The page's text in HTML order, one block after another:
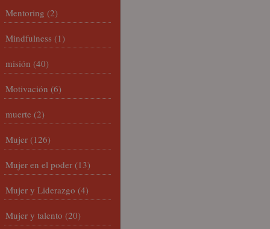
Mentoring (2)
Mindfulness (1)
misión (40)
Motivación (6)
muerte (2)
Mujer (126)
Mujer en el poder (13)
Mujer y Liderazgo (4)
Mujer y talento (20)